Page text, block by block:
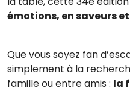
émotions, en saveurs
Que vous soyez fan
simplement à la
famille ou entre amis : la